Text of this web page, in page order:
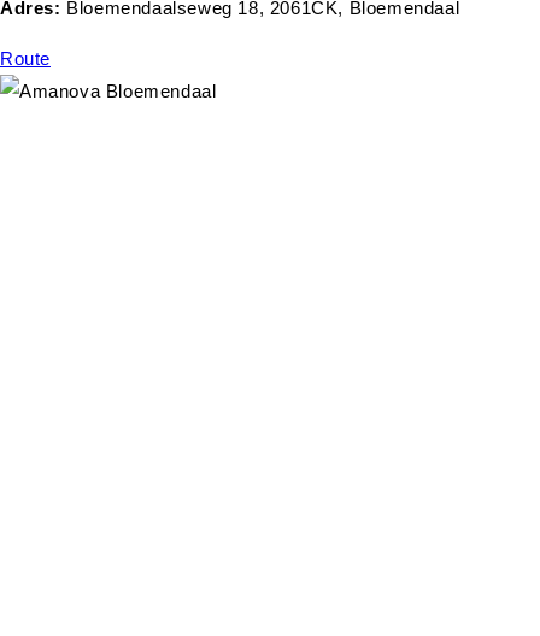
Adres: Bloemendaalseweg 18, 2061CK, Bloemendaal
Route